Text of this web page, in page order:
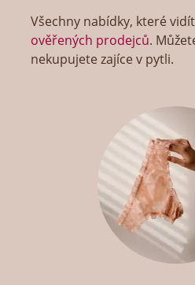
Všechny nabídky, které
ověřených prodejců.
nekupujete zajíce v pytli.